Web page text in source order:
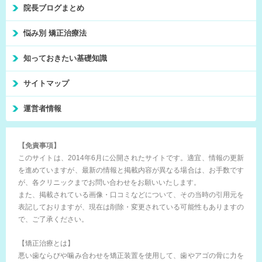
院長ブログまとめ
悩み別 矯正治療法
知っておきたい基礎知識
サイトマップ
運営者情報
【免責事項】
このサイトは、2014年6月に公開されたサイトです。適宜、情報の更新
を進めていますが、最新の情報と掲載内容が異なる場合は、お手数です
が、各クリニックまでお問い合わせをお願いいたします。
また、掲載されている画像・口コミなどについて、その当時の引用元を
表記しておりますが、現在は削除・変更されている可能性もありますの
で、ご了承ください。
【矯正治療とは】
悪い歯ならびや噛み合わせを矯正装置を使用して、歯やアゴの骨に力を